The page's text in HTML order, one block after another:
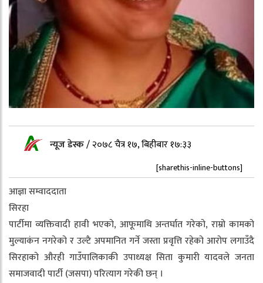
न्यूज डेस्क/२०७८ चैत्र १७, बिहीबार १७:३३
[sharethis-inline-buttons]
आज्ञा सम्वाददाता
सिरहा
पार्टीमा व्यक्तिवादी हावी भएको, आफूमाथि अन्तर्घात गरेको, राम्रो कामको
मुल्याकंन नगरेको र उल्टै अपमानित गर्ने जस्ता प्रवृत्ति रहेको आरोप लगाउँदै
सिरहाको औरही गाउँपालिकाकी उपाध्यक्ष सिता कुमारी यादवले जनता
समाजवादी पार्टी (जसपा) परित्याग गरेकी छन् ।